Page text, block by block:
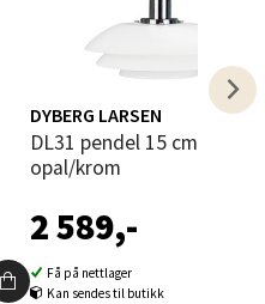
DYBERG LARSEN
DL31 pendel 15 cm
opal/krom
2 589,-
Få på nettlager
Kan sendes til butikk